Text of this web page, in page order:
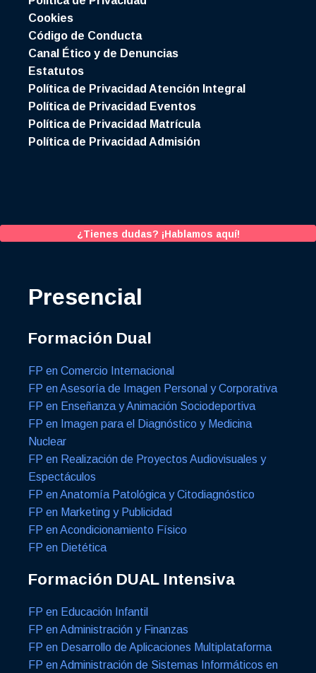
Cookies
Código de Conducta
Canal Ético y de Denuncias
Estatutos
Política de Privacidad Atención Integral
Política de Privacidad Eventos
Política de Privacidad Matrícula
Política de Privacidad Admisión
¿Tienes dudas? ¡Hablamos aquí!
Presencial
Formación Dual
FP en Comercio Internacional
FP en Asesoría de Imagen Personal y Corporativa
FP en Enseñanza y Animación Sociodeportiva
FP en Imagen para el Diagnóstico y Medicina
Nuclear
FP en Realización de Proyectos Audiovisuales y
Espectáculos
FP en Anatomía Patológica y Citodiagnóstico
FP en Marketing y Publicidad
FP en Acondicionamiento Físico
FP en Dietética
Formación DUAL Intensiva
FP en Educación Infantil
FP en Administración y Finanzas
FP en Desarrollo de Aplicaciones Multiplataforma
FP en Administración de Sistemas Informáticos en